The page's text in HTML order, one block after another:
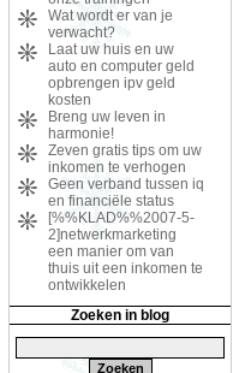
Wat wordt er van je
verwacht?
Laat uw huis en uw
auto en computer geld
opbrengen ipv geld
kosten
Breng uw leven in
harmonie!
Zeven gratis tips om uw
inkomen te verhogen
Geen verband tussen iq
en financiële status
[%%KLAD%%2007-5-
2]netwerkmarketing
een manier om van
thuis uit een inkomen te
ontwikkelen
Zoeken in blog